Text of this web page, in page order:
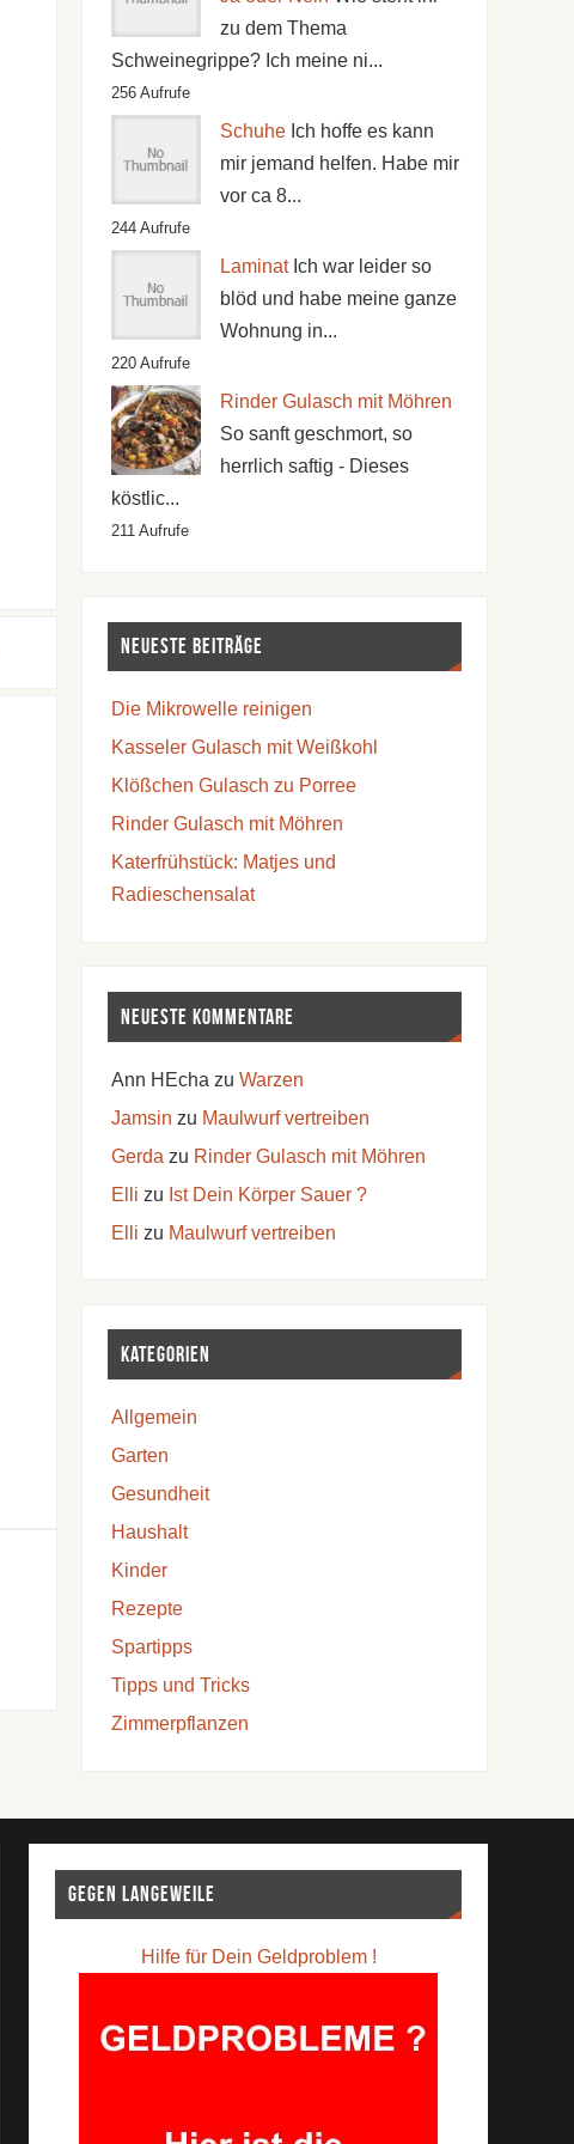
zu dem Thema
Schweinegrippe? Ich meine ni...
256 Aufrufe
Schuhe Ich hoffe es kann
mir jemand helfen. Habe mir
vor ca 8...
244 Aufrufe
Laminat Ich war leider so
blöd und habe meine ganze
Wohnung in...
220 Aufrufe
Rinder Gulasch mit Möhren
So sanft geschmort, so
herrlich saftig - Dieses
köstlic...
211 Aufrufe
Neueste Beiträge
Die Mikrowelle reinigen
Kasseler Gulasch mit Weißkohl
Klößchen Gulasch zu Porree
Rinder Gulasch mit Möhren
Katerfrühstück: Matjes und
Radieschensalat
Neueste Kommentare
Ann HEcha zu Warzen
Jamsin zu Maulwurf vertreiben
Gerda zu Rinder Gulasch mit Möhren
Elli zu Ist Dein Körper Sauer ?
Elli zu Maulwurf vertreiben
Kategorien
Allgemein
Garten
Gesundheit
Haushalt
Kinder
Rezepte
Spartipps
Tipps und Tricks
Zimmerpflanzen
Gegen Langeweile
Hilfe für Dein Geldproblem !